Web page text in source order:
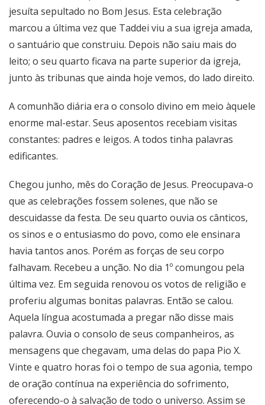
jesuíta sepultado no Bom Jesus. Esta celebração
marcou a última vez que Taddei viu a sua igreja amada,
o santuário que construiu. Depois não saiu mais do
leito; o seu quarto ficava na parte superior da igreja,
junto às tribunas que ainda hoje vemos, do lado direito.
A comunhão diária era o consolo divino em meio àquele
enorme mal-estar. Seus aposentos recebiam visitas
constantes: padres e leigos. A todos tinha palavras
edificantes.
Chegou junho, mês do Coração de Jesus. Preocupava-o
que as celebrações fossem solenes, que não se
descuidasse da festa. De seu quarto ouvia os cânticos,
os sinos e o entusiasmo do povo, como ele ensinara
havia tantos anos. Porém as forças de seu corpo
falhavam. Recebeu a unção. No dia 1º comungou pela
última vez. Em seguida renovou os votos de religião e
proferiu algumas bonitas palavras. Então se calou.
Aquela língua acostumada a pregar não disse mais
palavra. Ouvia o consolo de seus companheiros, as
mensagens que chegavam, uma delas do papa Pio X.
Vinte e quatro horas foi o tempo de sua agonia, tempo
de oração contínua na experiência do sofrimento,
oferecendo-o à salvação de todo o universo. Assim se